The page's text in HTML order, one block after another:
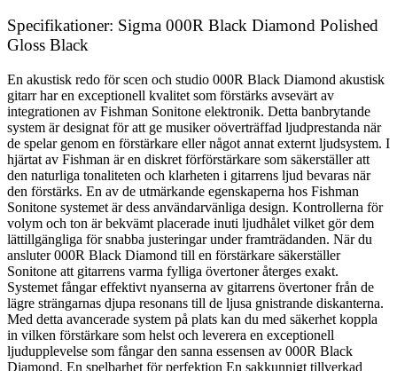
Specifikationer: Sigma 000R Black Diamond Polished
Gloss Black
En akustisk redo för scen och studio 000R Black Diamond akustisk
gitarr har en exceptionell kvalitet som förstärks avsevärt av
integrationen av Fishman Sonitone elektronik. Detta banbrytande
system är designat för att ge musiker oöverträffad ljudprestanda när
de spelar genom en förstärkare eller något annat externt ljudsystem. I
hjärtat av Fishman är en diskret förförstärkare som säkerställer att
den naturliga tonaliteten och klarheten i gitarrens ljud bevaras när
den förstärks. En av de utmärkande egenskaperna hos Fishman
Sonitone systemet är dess användarvänliga design. Kontrollerna för
volym och ton är bekvämt placerade inuti ljudhålet vilket gör dem
lättillgängliga för snabba justeringar under framträdanden. När du
ansluter 000R Black Diamond till en förstärkare säkerställer
Sonitone att gitarrens varma fylliga övertoner återges exakt.
Systemet fångar effektivt nyanserna av gitarrens övertoner från de
lägre strängarnas djupa resonans till de ljusa gnistrande diskanterna.
Med detta avancerade system på plats kan du med säkerhet koppla
in vilken förstärkare som helst och leverera en exceptionell
ljudupplevelse som fångar den sanna essensen av 000R Black
Diamond. En spelbarhet för perfektion En sakkunnigt tillverkad